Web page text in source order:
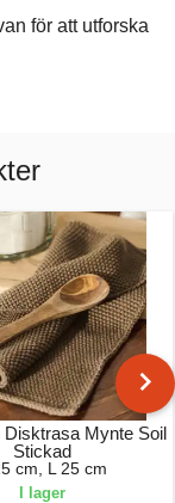
för att utforska
Disktrasa Mynte Soil
Stickad
cm, L 25 cm
I lager